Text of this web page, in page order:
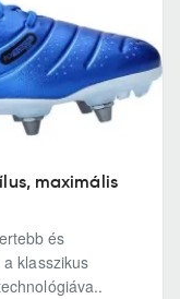
maximális
és
klasszikus